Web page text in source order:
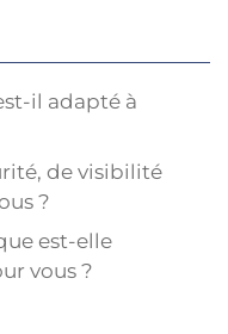
il adapté à
de visibilité
?
est-elle
vous ?